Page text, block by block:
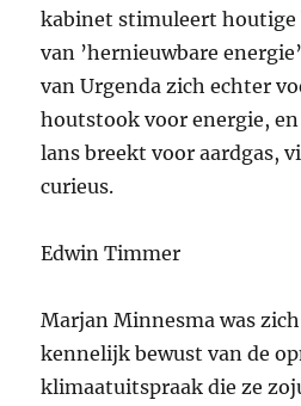
kabinet stimuleert houtige
van ’hernieuwbare
van Urgenda zich echter
houtstook voor energie,
lans breekt voor aardgas,
curieus.
Edwin Timmer
Marjan Minnesma was
kennelijk bewust van de
klimaatuitspraak die ze